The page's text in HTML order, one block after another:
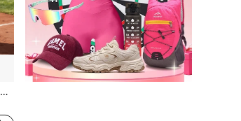
1 Stück 64cm/25in Baseballschläger/Softballschläger aus Aluminiumlegierung, hohe Härte Outdoor Sport Baseballschläger